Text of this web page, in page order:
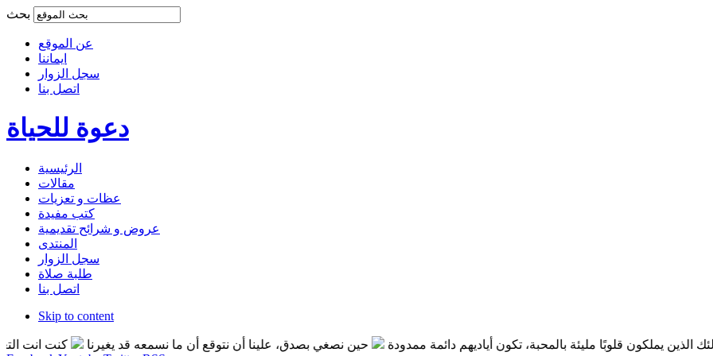
عن الموقع
ايماننا
سجل الزوار
اتصل بنا
دعوة للحياة
الرئيسية
مقالات
عظات و تعزيات
كتب مفيدة
عروض و شرائح تقديمية
المنتدى
سجل الزوار
طلبة صلاة
اتصل بنا
Skip to content
يملكون قلوبًا مليئة بالمحبة، تكون أياديهم دائمة ممدودة حين نصغي بصدق، علينا أن نتوقع أن ما نسمعه قد يغيرنا كنت انت التغير الذي